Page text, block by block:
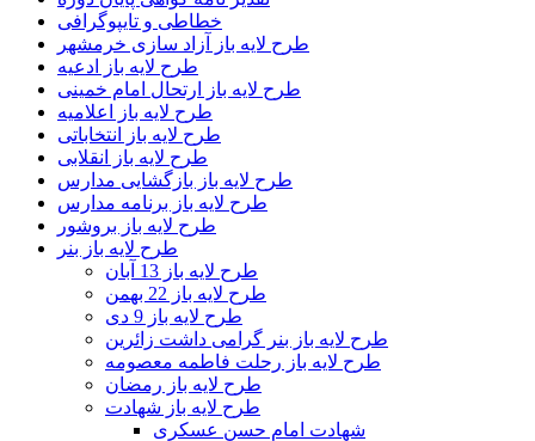
خطاطی و تایپوگرافی
طرح لایه باز آزاد سازی خرمشهر
طرح لایه باز ادعیه
طرح لایه باز ارتحال امام خمینی
طرح لایه باز اعلامیه
طرح لایه باز انتخاباتی
طرح لایه باز انقلابی
طرح لایه باز بازگشایی مدارس
طرح لایه باز برنامه مدارس
طرح لایه باز بروشور
طرح لایه باز بنر
طرح لایه باز 13 آبان
طرح لایه باز 22 بهمن
طرح لایه باز 9 دی
طرح لایه باز بنر گرامی داشت زائرین
طرح لایه باز رحلت فاطمه معصومه
طرح لایه باز رمضان
طرح لایه باز شهادت
شهادت امام حسن عسکری